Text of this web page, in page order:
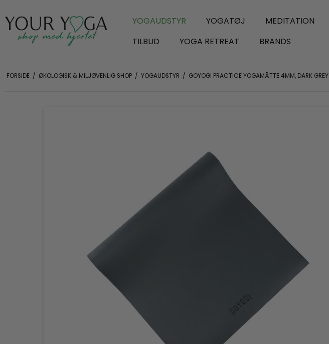
YOGAUDSTYR YOGATØJ MEDITATION
TILBUD
YOGA RETREAT BRANDS
FORSIDE / ØKOLOGISK & MILJØVENLIG SHOP / YOGAUDSTYR / GOYOGI PRACTICE YOGAMÅTTE 4MM, DARK GREY